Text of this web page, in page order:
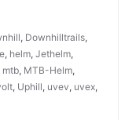
, Downhilltrails,
, helm, Jethelm,
mtb, MTB-Helm,
, Uphill, uvev, uvex,